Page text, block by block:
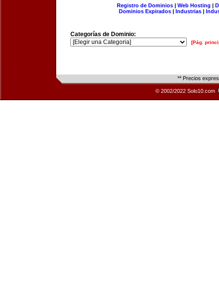
Registro de Dominios| Web Hosting |
Dominios Expirados | Industrias |
Categorías de Dominio:
[Pág.
** Precios
© 2002/2022 Solo10.com